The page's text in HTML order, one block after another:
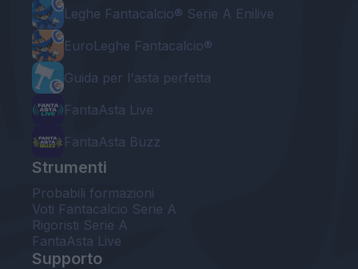
Leghe Fantacalcio® Serie A Enilive
EuroLeghe Fantacalcio®
Guida per l'asta perfetta
FantaAsta Live
FantaAsta Buzz
Strumenti
Probabili formazioni
Voti Fantacalcio Serie A
Rigoristi Serie A
FantaAsta Live
Supporto